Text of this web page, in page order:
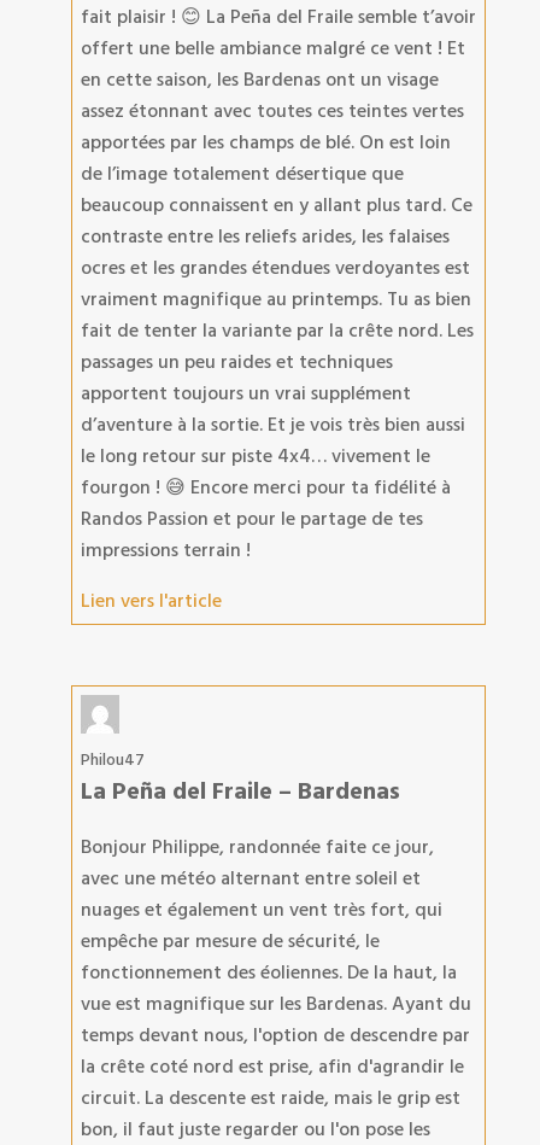
fait plaisir ! 😊 La Peña del Fraile semble t’avoir
offert une belle ambiance malgré ce vent ! Et
en cette saison, les Bardenas ont un visage
assez étonnant avec toutes ces teintes vertes
apportées par les champs de blé. On est loin
de l’image totalement désertique que
beaucoup connaissent en y allant plus tard. Ce
contraste entre les reliefs arides, les falaises
ocres et les grandes étendues verdoyantes est
vraiment magnifique au printemps. Tu as bien
fait de tenter la variante par la crête nord. Les
passages un peu raides et techniques
apportent toujours un vrai supplément
d’aventure à la sortie. Et je vois très bien aussi
le long retour sur piste 4x4… vivement le
fourgon ! 😅 Encore merci pour ta fidélité à
Randos Passion et pour le partage de tes
impressions terrain !
Lien vers l'article
Philou47
La Peña del Fraile – Bardenas
Bonjour Philippe, randonnée faite ce jour,
avec une météo alternant entre soleil et
nuages et également un vent très fort, qui
empêche par mesure de sécurité, le
fonctionnement des éoliennes. De la haut, la
vue est magnifique sur les Bardenas. Ayant du
temps devant nous, l'option de descendre par
la crête coté nord est prise, afin d'agrandir le
circuit. La descente est raide, mais le grip est
bon, il faut juste regarder ou l'on pose les